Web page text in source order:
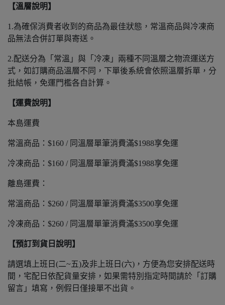
【溫層說明】
1.為確保消費者收到的商品為最佳狀態，常溫商品與冷凍商
品無法合併訂單與寄送。
2.配送分為「常溫」與「冷凍」兩種不同溫層之物流運送方
式，如訂購商品溫層不同，下單後系統會依照溫層拆單，分
批結帳，免運門檻各自計算。
【運費說明】
本島運費
常溫商品：$160 / 同溫層單筆消費滿$1988享免運
冷凍商品：$160 / 同溫層單筆消費滿$1988享免運
離島運費：
常溫商品：$260 / 同溫層單筆消費滿$3500享免運
冷凍商品：$260 / 同溫層單筆消費滿$3500享免運
【預訂到貨日說明】
請選填上班日(二~五)及非上班日(六)，方便為您安排配送時
間，宅配日依配貨量安排，如果需特別指定時間請於「訂購
留言」填寫，例假日僅接單不出貨。